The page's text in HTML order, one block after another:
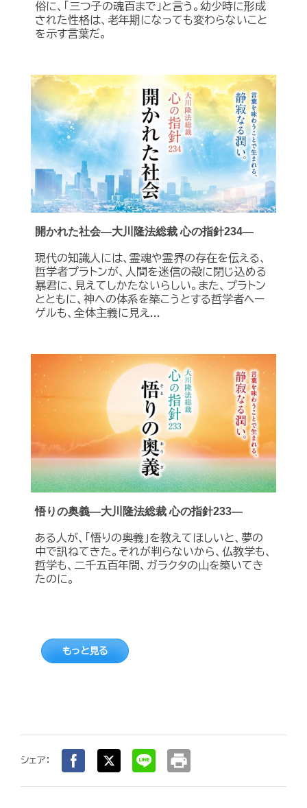
俗に、「三つ子の魂百まで」と言う。幼少時に形成
された性格は、老年期になっても変わらないこと
を示す言葉だ。
開かれた社会―大川隆法総裁 心の指針234―
現代の知識人には、霊魂や霊界の存在を伝える、
哲学者プラトンが、人間を迷信の殻に閉じ込める
暴君に、見えてしかたないらしい。また、プラトン
とともに、神への体系を築こうとする哲学者ヘー
ゲルも、全体主義に見え...
悟りの奥義―大川隆法総裁 心の指針233―
ある人が、「悟りの奥義」を教えてほしいと、夢の
中で訊ねてきた。それが判らないから、仏教学も、
哲学も、二千五百年間、ガラクタの山を築いてき
たのに。
もっと見る
シェア： print